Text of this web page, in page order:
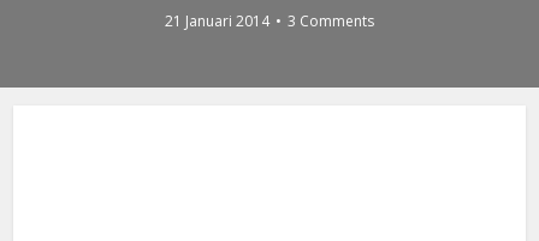
21 Januari 2014 3 Comments